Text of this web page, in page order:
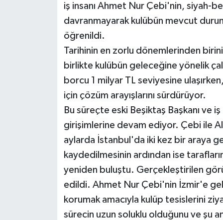
iş insanı Ahmet Nur Çebi'nin, siyah-
davranmayarak kulübün mevcut
öğrenildi.
Tarihinin en zorlu dönemlerinden
birlikte kulübün geleceğine yönelik
borcu 1 milyar TL seviyesine
için çözüm arayışlarını sürdürüyor.
Bu süreçte eski Beşiktaş Başkanı ve
girişimlerine devam ediyor. Çebi ile
aylarda İstanbul'da iki kez bir araya
kaydedilmesinin ardından ise
yeniden buluştu. Gerçekleştirilen
edildi. Ahmet Nur Çebi'nin İzmir'e
korumak amacıyla kulüp tesislerini
sürecin uzun soluklu olduğunu ve şu